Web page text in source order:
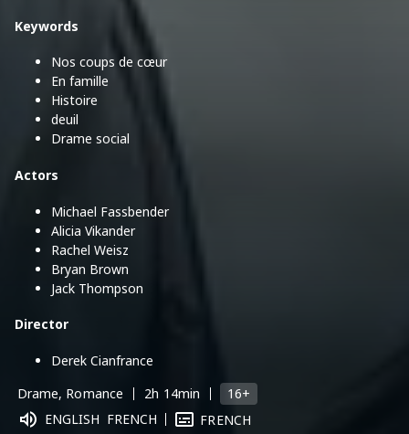
Keywords
Nos coups de cœur
En famille
Histoire
deuil
Drame social
Actors
Michael Fassbender
Alicia Vikander
Rachel Weisz
Bryan Brown
Jack Thompson
Director
Derek Cianfrance
Drame, Romance
2h 14min
16+
ENGLISH FRENCH
FRENCH